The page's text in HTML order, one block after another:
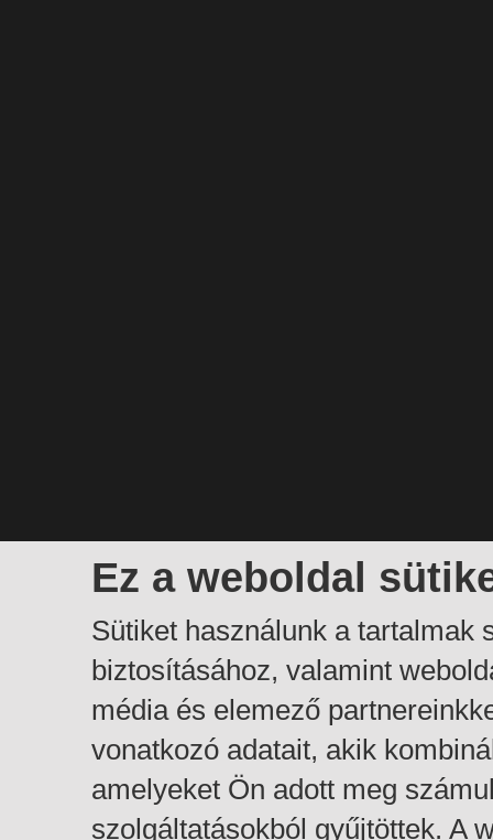
Ez a weboldal
Sütiket használunk a tartalmak
biztosításához, valamint
média és elemező
vonatkozó adatait, akik
amelyeket Ön adott meg
szolgáltatásokból gyűjtöttek. A